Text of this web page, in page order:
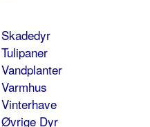
Skadedyr
Tulipaner
Vandplanter
Varmhus
Vinterhave
Øvrige Dyr